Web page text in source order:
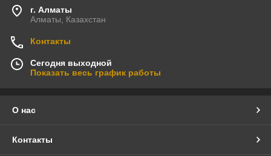
г. Алматы
Алматы, Казахстан
Контакты
Сегодня выходной
Показать весь график работы
О нас
Контакты